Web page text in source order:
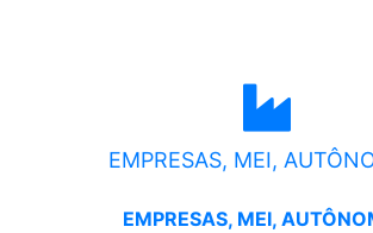
EMPRESAS, MEI,
EMPRESAS, MEI,